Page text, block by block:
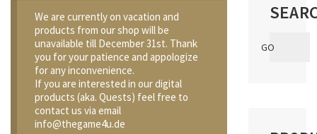
We are currently on vacation and
products from our shop will be
unavailable till December 31st. Thank
you for your patience and appologize
for any inconvenience.
If you are interested in our digital
products (aka. Quests) feel free to
contact us via email
info@thegame4u.de
for:
GO